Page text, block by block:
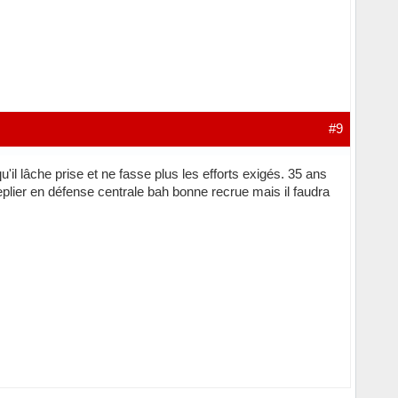
#9
lâche prise et ne fasse plus les efforts exigés. 35 ans
en défense centrale bah bonne recrue mais il faudra